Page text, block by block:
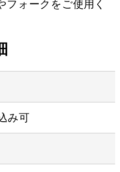
フォークをご使用く
み可